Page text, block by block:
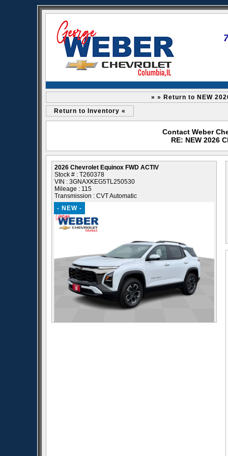
» » Return to NEW
Return to Inventory «
Contact Weber
RE: NEW 2026
2026 Chevrolet Equinox FWD ACTIV
Stock # : T260378
VIN : 3GNAXKEG5TL250530
Mileage : 115
Transmission : CVT Automatic
- NEW -